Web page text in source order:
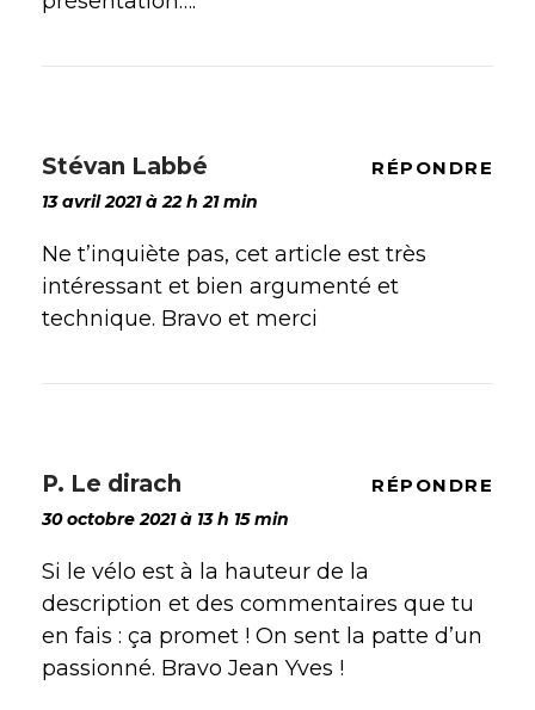
Stévan Labbé
13 avril 2021 à 22 h 21 min
RÉPONDRE
Ne t’inquiète pas, cet article est très
intéressant et bien argumenté et
technique. Bravo et merci
P. Le dirach
30 octobre 2021 à 13 h 15 min
RÉPONDRE
Si le vélo est à la hauteur de la
description et des commentaires que tu
en fais : ça promet ! On sent la patte d’un
passionné. Bravo Jean Yves !